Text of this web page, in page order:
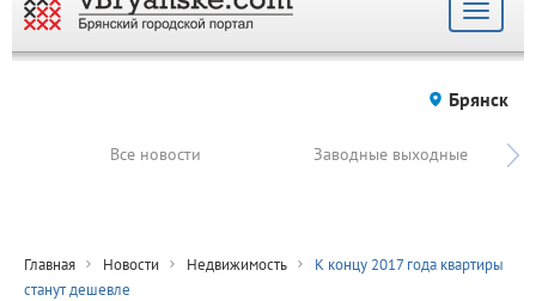
Toggle
Брянск
Все новости Заводные выходные
Главная Новости Недвижимость
К концу 2017 года квартиры
станут дешевле